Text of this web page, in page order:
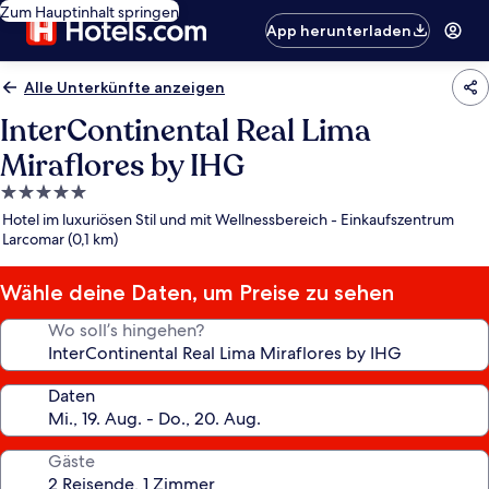
Zum Hauptinhalt springen
App herunterladen
Alle Unterkünfte anzeigen
InterContinental Real Lima
Miraflores by IHG
5.0-
Sterne-
Unterkunft
Hotel im luxuriösen Stil und mit Wellnessbereich - Einkaufszentrum
Larcomar (0,1 km)
Wähle deine Daten, um Preise zu sehen
Wo soll’s hingehen?
Daten
Gäste